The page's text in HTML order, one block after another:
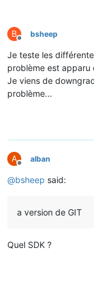
B
Offline
bsheep
Je teste les
problème est apparu
Je viens de
problème...
A
Offline
alban
@bsheep said:
a version de GIT
Quel SDK ?